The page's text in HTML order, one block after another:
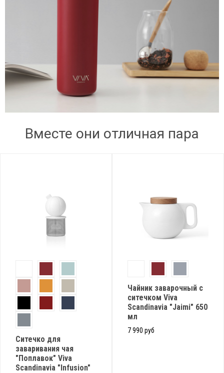
Вместе они отличная пара
Ситечко для
заваривания чая
"Поплавок" Viva
Scandinavia "Infusion"
Чайник заварочный с
ситечком Viva
Scandinavia "Jaimi" 650
мл
7 990 руб